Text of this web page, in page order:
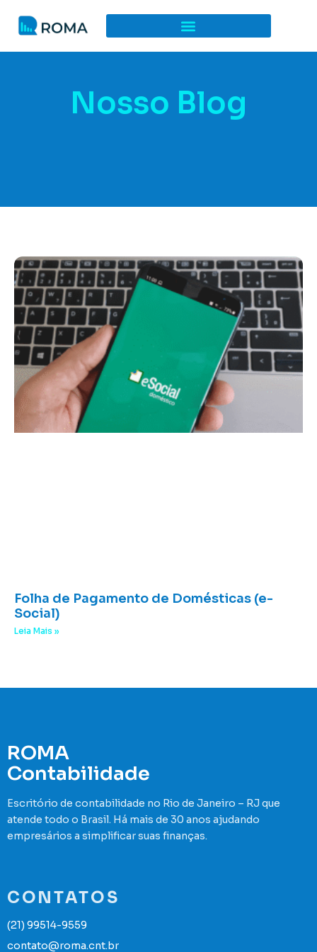
Nosso Blog
Folha de Pagamento de Domésticas (e-
Social)
Leia Mais »
ROMA
Contabilidade
Escritório de contabilidade no Rio de Janeiro – RJ que
atende todo o Brasil. Há mais de 30 anos ajudando
empresários a simplificar suas finanças.
CONTATOS
(21) 99514-9559
contato@roma.cnt.br